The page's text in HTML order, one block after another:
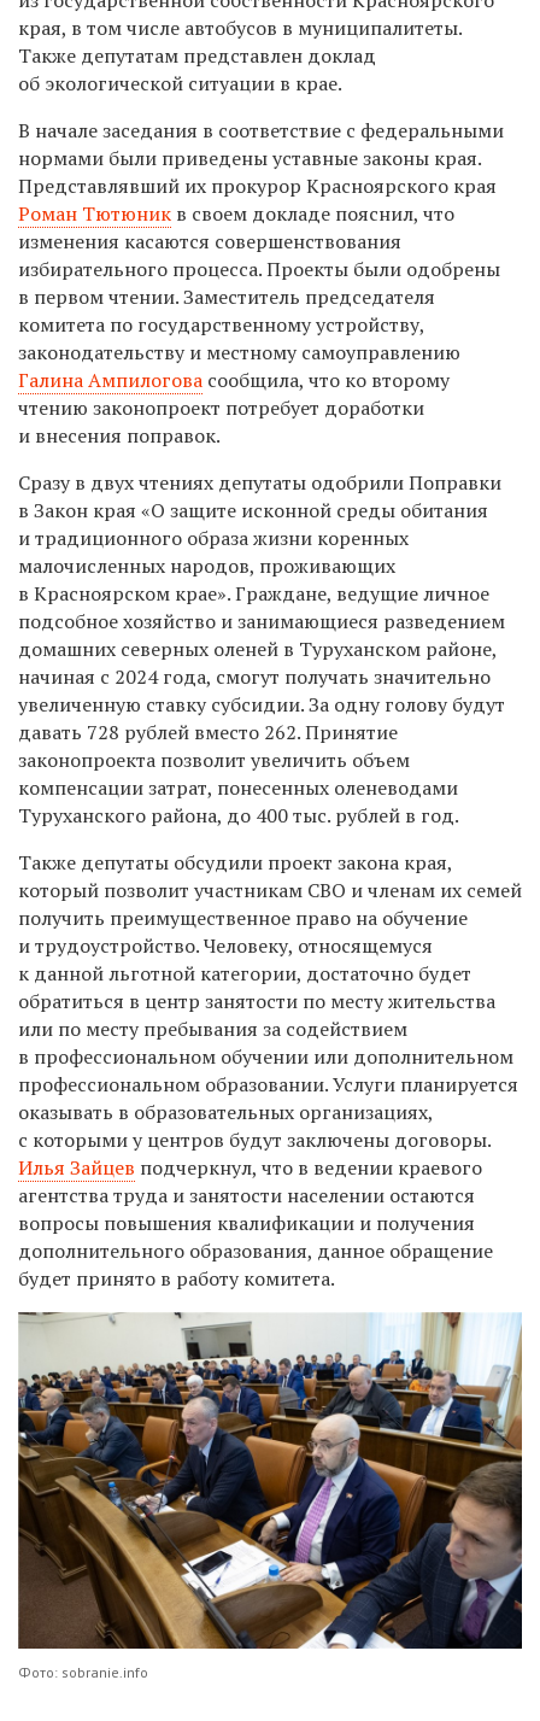
края, в том числе автобусов в муниципалитеты.
Также депутатам представлен доклад
об экологической ситуации в крае.
В начале заседания в соответствие с федеральными
нормами были приведены уставные законы края.
Представлявший их прокурор Красноярского края
Роман Тютюник в своем докладе пояснил, что
изменения касаются совершенствования
избирательного процесса. Проекты были одобрены
в первом чтении. Заместитель председателя
комитета по государственному устройству,
законодательству и местному самоуправлению
Галина Ампилогова сообщила, что ко второму
чтению законопроект потребует доработки
и внесения поправок.
Сразу в двух чтениях депутаты одобрили Поправки
в Закон края «О защите исконной среды обитания
и традиционного образа жизни коренных
малочисленных народов, проживающих
в Красноярском крае». Граждане, ведущие личное
подсобное хозяйство и занимающиеся разведением
домашних северных оленей в Туруханском районе,
начиная с 2024 года, смогут получать значительно
увеличенную ставку субсидии. За одну голову будут
давать 728 рублей вместо 262. Принятие
законопроекта позволит увеличить объем
компенсации затрат, понесенных оленеводами
Туруханского района, до 400 тыс. рублей в год.
Также депутаты обсудили проект закона края,
который позволит участникам СВО и членам их семей
получить преимущественное право на обучение
и трудоустройство. Человеку, относящемуся
к данной льготной категории, достаточно будет
обратиться в центр занятости по месту жительства
или по месту пребывания за содействием
в профессиональном обучении или дополнительном
профессиональном образовании. Услуги планируется
оказывать в образовательных организациях,
с которыми у центров будут заключены договоры.
Илья Зайцев подчеркнул, что в ведении краевого
агентства труда и занятости населении остаются
вопросы повышения квалификации и получения
дополнительного образования, данное обращение
будет принято в работу комитета.
Фото: sobranie.info